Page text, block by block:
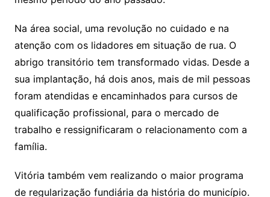
Na área social, uma revolução no cuidado e na
atenção com os lidadores em situação de rua. O
abrigo transitório tem transformado vidas. Desde a
sua implantação, há dois anos, mais de mil pessoas
foram atendidas e encaminhados para cursos de
qualificação profissional, para o mercado de
trabalho e ressignificaram o relacionamento com a
família.
Vitória também vem realizando o maior programa
de regularização fundiária da história do município.